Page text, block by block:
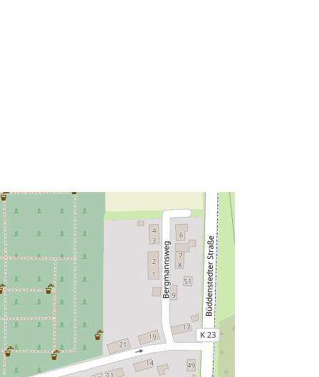
http://data.europa.eu/88u/dataset/49
6d8a21-d5bb-4c52-b656-
42f378e5b320